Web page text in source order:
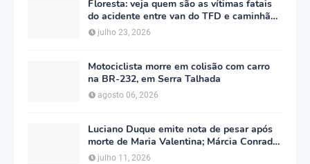
Floresta: veja quem são as vítimas fatais
do acidente entre van do TFD e caminhão
na PE-360
julho 23, 2026
Motociclista morre em colisão com carro
na BR-232, em Serra Talhada
agosto 06, 2026
Luciano Duque emite nota de pesar após
morte de Maria Valentina; Márcia Conrado
decreta luto oficial de três dias em Serra
julho 11, 2026